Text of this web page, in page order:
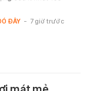
ĐÂY - 7 giờ trước